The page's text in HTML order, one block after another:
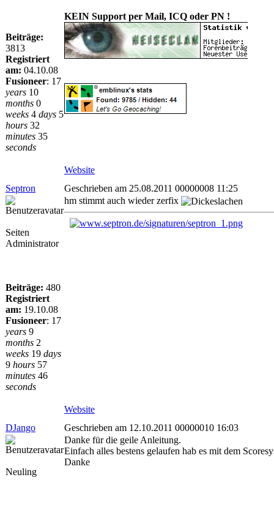
Beiträge:
3813
Registriert
am: 04.10.08
Fusioneer: 17
years 10
months 0
weeks 4 days 5
hours 32
minutes 35
seconds
KEIN Support per Mail, ICQ oder PN !
Website
Septron
Geschrieben am 25.08.2011 00000008 11:25
Seiten
Administrator
Beiträge: 480
Registriert
am: 19.10.08
Fusioneer: 17
years 9
months 2
weeks 19 days
9 hours 57
minutes 46
seconds
hm stimmt auch wieder zerfix
Website
DJango
Geschrieben am 12.10.2011 00000010 16:03
Neuling
Danke für die geile Anleitung.
Einfach alles bestens gelaufen hab es mit dem
Danke